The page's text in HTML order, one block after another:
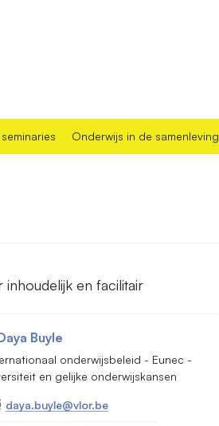
Onderwijs in de samenleving
en facilitair
Buyle
onderwijsbeleid - Eunec -
en gelijke onderwijskansen
daya.buyle@vlor.be